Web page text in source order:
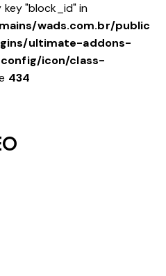
key "block_id" in
wads.com.br/public
ultimate-addons-
icon/class-
434